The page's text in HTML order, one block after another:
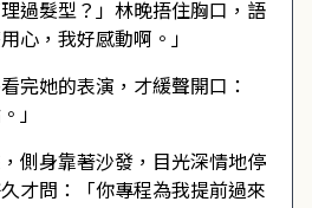
過髮型？」林晚捂住胸口，語
心，我好感動啊。」
完她的表演，才緩聲開口：
」
側身靠著沙發，目光深情地停
才問：「你專程為我提前過來